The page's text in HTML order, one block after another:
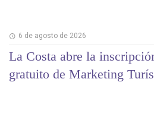
6 de agosto de 2026
La Costa abre la
gratuito de Marketing